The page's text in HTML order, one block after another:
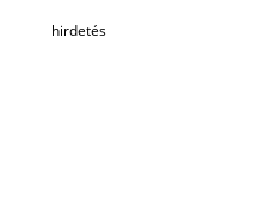
hirdetés